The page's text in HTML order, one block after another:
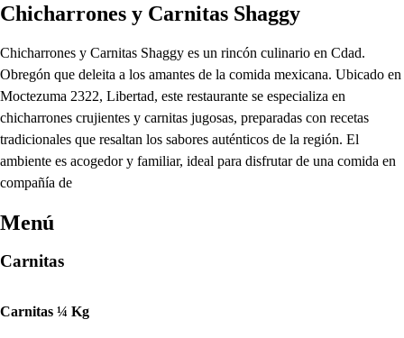
Chicharrones y Carnitas Shaggy
Chicharrones y Carnitas Shaggy es un rincón culinario en Cdad.
Obregón que deleita a los amantes de la comida mexicana. Ubicado en
Moctezuma 2322, Libertad, este restaurante se especializa en
chicharrones crujientes y carnitas jugosas, preparadas con recetas
tradicionales que resaltan los sabores auténticos de la región. El
ambiente es acogedor y familiar, ideal para disfrutar de una comida en
compañía de
Menú
Carnitas
Carnitas ¼ Kg